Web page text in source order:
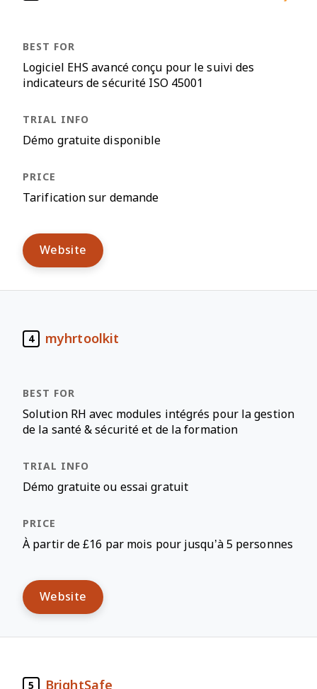
Logiciel EHS avancé conçu pour le suivi des
indicateurs de sécurité ISO 45001
Démo gratuite disponible
Tarification sur demande
Website
4 myhrtoolkit
Solution RH avec modules intégrés pour la gestion
de la santé & sécurité et de la formation
Démo gratuite ou essai gratuit
À partir de £16 par mois pour jusqu’à 5 personnes
Website
5 BrightSafe